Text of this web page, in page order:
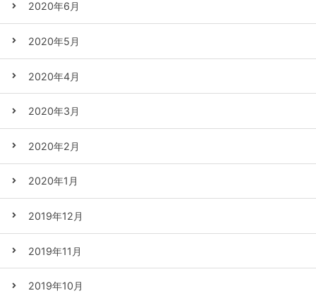
2020年6月
2020年5月
2020年4月
2020年3月
2020年2月
2020年1月
2019年12月
2019年11月
2019年10月